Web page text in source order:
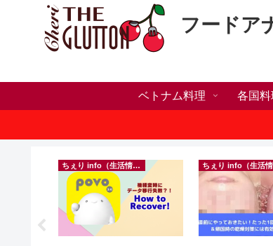
フードア
ベトナム料理 各国
ちぇり info（生活情報）